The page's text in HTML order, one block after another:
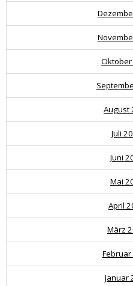
Oktober
August
Juli
Juni
Mai
April
März
Februar
Januar